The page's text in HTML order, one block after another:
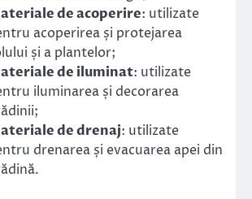
de acoperire: utilizate
acoperirea și protejarea
și a plantelor;
de iluminat: utilizate
iluminarea și decorarea
de drenaj: utilizate
drenarea și evacuarea apei din